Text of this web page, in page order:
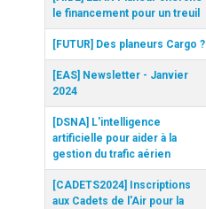
le financement pour un treuil
[FUTUR] Des planeurs Cargo ?
[EAS] Newsletter - Janvier
2024
[DSNA] L'intelligence
artificielle pour aider à la
gestion du trafic aérien
[CADETS2024] Inscriptions
aux Cadets de l'Air pour la